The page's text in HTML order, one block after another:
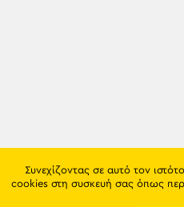
Συνεχίζοντας σε αυτό τον
cookies στη συσκευή σας όπως